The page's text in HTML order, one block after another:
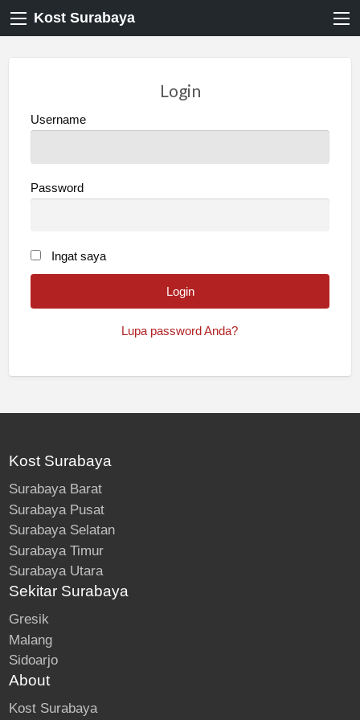
Kost Surabaya
Login
Username
Password
Ingat saya
Lupa password Anda?
Kost Surabaya
Surabaya Barat
Surabaya Pusat
Surabaya Selatan
Surabaya Timur
Surabaya Utara
Sekitar Surabaya
Gresik
Malang
Sidoarjo
About
Kost Surabaya